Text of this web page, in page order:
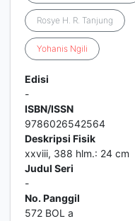
Rosye H. R. Tanjung
Yohanis Ngili
Edisi
-
ISBN/ISSN
9786026542564
Deskripsi Fisik
xxviii, 388 hlm.: 24 cm
Judul Seri
-
No. Panggil
572 BOL a